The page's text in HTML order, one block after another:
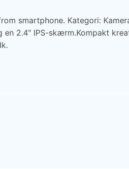
smartphone. Kategori:
2.4" IPS-skærm.Kompakt